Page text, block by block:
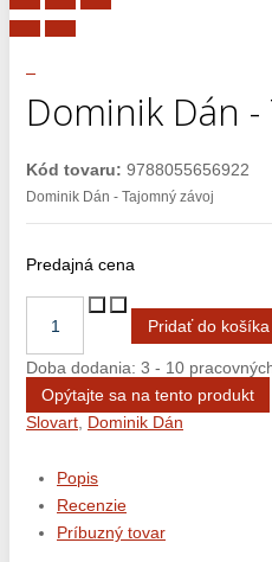
Dominik Dán
Kód tovaru: 9788055656922
Dominik Dán - Tajomný závoj
Predajná cena
Doba dodania: 3 - 10
Opýtajte sa na tento produkt
Slovart Dominik Dán
Popis
Recenzie
Príbuzný tovar